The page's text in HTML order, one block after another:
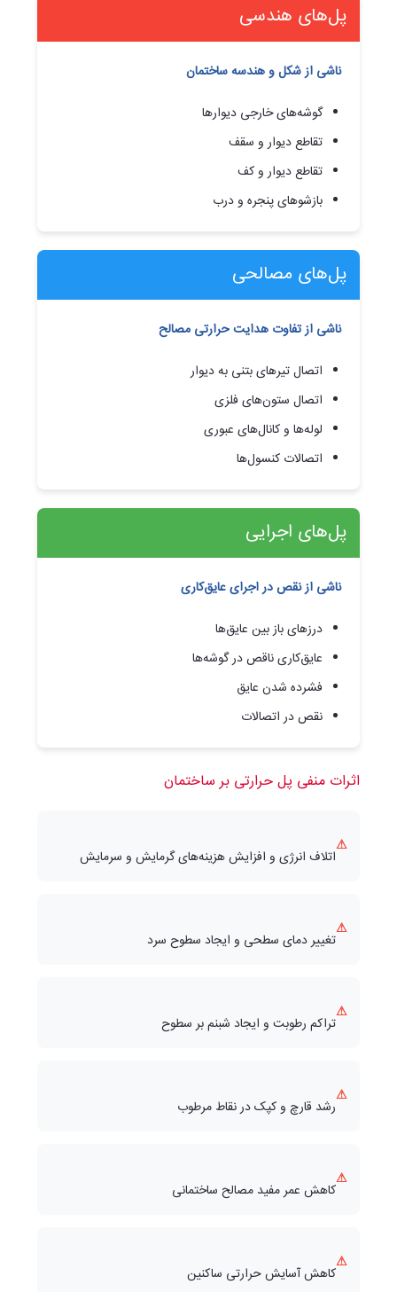
پل‌های هندسی
ناشی از شکل و هندسه ساختمان
گوشه‌های خارجی دیوارها
تقاطع دیوار و سقف
تقاطع دیوار و کف
بازشوهای پنجره و درب
پل‌های مصالحی
ناشی از تفاوت هدایت حرارتی مصالح
اتصال تیرهای بتنی به دیوار
اتصال ستون‌های فلزی
لوله‌ها و کانال‌های عبوری
اتصالات کنسول‌ها
پل‌های اجرایی
ناشی از نقص در اجرای عایق‌کاری
درزهای باز بین عایق‌ها
عایق‌کاری ناقص در گوشه‌ها
فشرده شدن عایق
نقص در اتصالات
اثرات منفی پل حرارتی بر ساختمان
⚠
اتلاف انرژی و افزایش هزینه‌های گرمایش و سرمایش
⚠
تغییر دمای سطحی و ایجاد سطوح سرد
⚠
تراکم رطوبت و ایجاد شبنم بر سطوح
⚠
رشد قارچ و کپک در نقاط مرطوب
⚠
کاهش عمر مفید مصالح ساختمانی
⚠
کاهش آسایش حرارتی ساکنین